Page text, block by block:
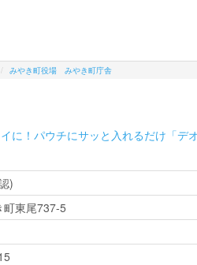
みやき町役場 みやき町庁舎
に！パウチにサッと入れるだけ「デ
)
町東尾737-5